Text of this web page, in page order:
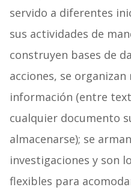
servido a diferentes
sus actividades de
construyen bases de
acciones, se
información (entre
cualquier documento
almacenarse); se
investigaciones y son
flexibles para